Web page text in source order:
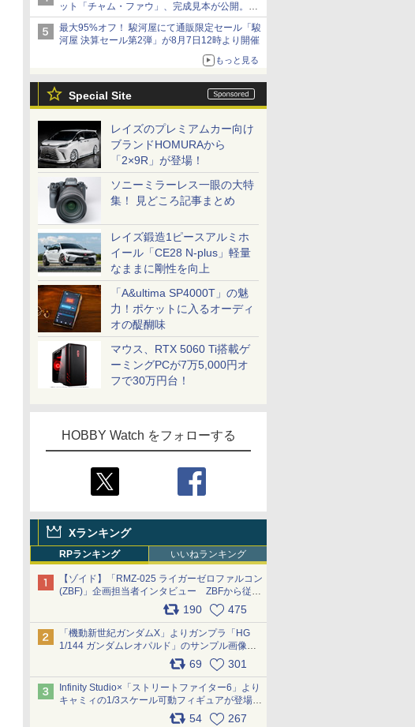
ット「チャム・ファウ」、完成見本が公開。9
月3日頃発売予定
最大95%オフ！ 駿河屋にて通販限定セール「駿
河屋 決算セール第2弾」が8月7日12時より開催
もっと見る
Special Site
レイズのプレミアムカー向け
ブランドHOMURAから
「2×9R」が登場！
ソニーミラーレス一眼の大特
集！ 見どころ記事まとめ
レイズ鍛造1ピースアルミホ
イール「CE28 N-plus」軽量
なままに剛性を向上
「A&ultima SP4000T」の魅
力！ポケットに入るオーディ
オの醍醐味
マウス、RTX 5060 Ti搭載ゲ
ーミングPCが7万5,000円オ
フで30万円台！
HOBBY Watch をフォローする
Xランキング
RPランキング いいねランキング
【ゾイド】「RMZ-025 ライガーゼロファルコン
(ZBF)」企画担当者インタビュー ZBFから従来
デザインまで再現可能なボリューム満点のキッ
ト pic.x.com/6zOqQAQKkX
190 475
「機動新世紀ガンダムX」よりガンプラ「HG
1/144 ガンダムレオパルド」のサンプル画像が
69 301
Infinity Studio×「ストリートファイター6」より
キャミィの1/3スケール可動フィギュアが登場
54 267